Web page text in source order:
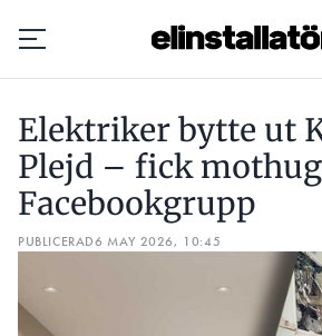
Prenumerera
Hantera
Annonsera
Elektriker bytte ut
Plejd – fick
Facebookgrupp
PUBLICERAD6 MAY 2026, 10:45